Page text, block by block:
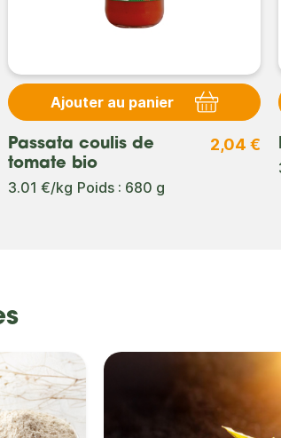
Ajouter au panier
Passata coulis de
tomate bio
2,04 €
3.01 €/kg Poids : 680 g